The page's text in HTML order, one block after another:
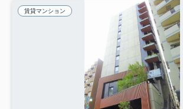
賃貸マンション